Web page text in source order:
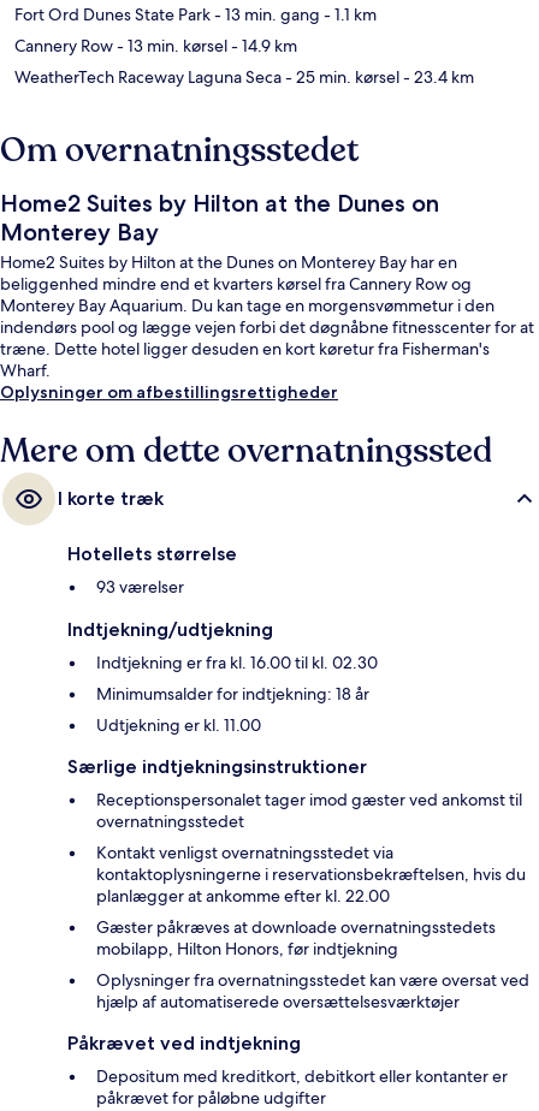
Fort Ord Dunes State Park- 13 min. gang - 1.1 km
Cannery Row- 13 min. kørsel- 14.9 km
WeatherTech Raceway Laguna Seca- 25 min. kørsel- 23.4 km
Om overnatningsstedet
Home2 Suites by Hilton at the Dunes on
Monterey Bay
Home2 Suites by Hilton at the Dunes on Monterey Bay har en
beliggenhed mindre end et kvarters kørsel fra Cannery Row og
Monterey Bay Aquarium. Du kan tage en morgensvømmetur i den
indendørs pool og lægge vejen forbi det døgnåbne fitnesscenter for at
træne. Dette hotel ligger desuden en kort køretur fra Fisherman's
Wharf.
Oplysninger om afbestillingsrettigheder
Mere om dette overnatningssted
I korte træk
Hotellets størrelse
93 værelser
Indtjekning/udtjekning
Indtjekning er fra kl. 16.00 til kl. 02.30
Minimumsalder for indtjekning: 18 år
Udtjekning er kl. 11.00
Særlige indtjekningsinstruktioner
Receptionspersonalet tager imod gæster ved ankomst til
overnatningsstedet
Kontakt venligst overnatningsstedet via
kontaktoplysningerne i reservationsbekræftelsen, hvis du
planlægger at ankomme efter kl. 22.00
Gæster påkræves at downloade overnatningsstedets
mobilapp, Hilton Honors, før indtjekning
Oplysninger fra overnatningsstedet kan være oversat ved
hjælp af automatiserede oversættelsesværktøjer
Påkrævet ved indtjekning
Depositum med kreditkort, debitkort eller kontanter er
påkrævet for påløbne udgifter